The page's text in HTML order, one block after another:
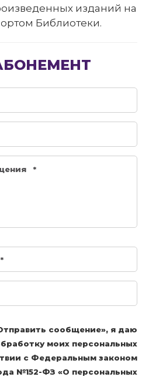
изданий на
Библиотеки.
сообщение», я даю
моих персональных
с Федеральным законом
№152-ФЗ «О персональных